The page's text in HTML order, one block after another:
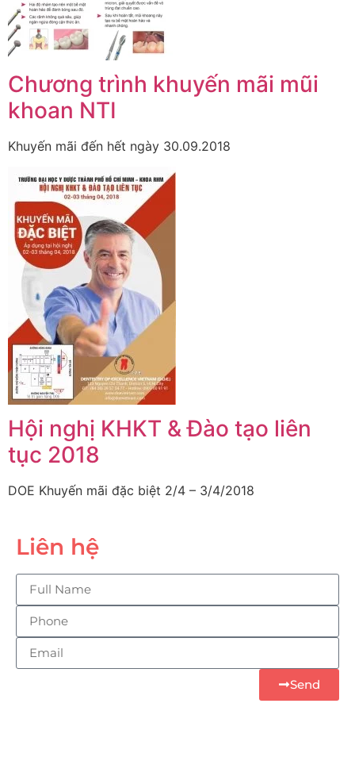
Chương trình khuyến mãi mũi
khoan NTI
Khuyến mãi đến hết ngày 30.09.2018
Hội nghị KHKT & Đào tạo liên
tục 2018
DOE Khuyến mãi đặc biệt 2/4 – 3/4/2018
Liên hệ
Send